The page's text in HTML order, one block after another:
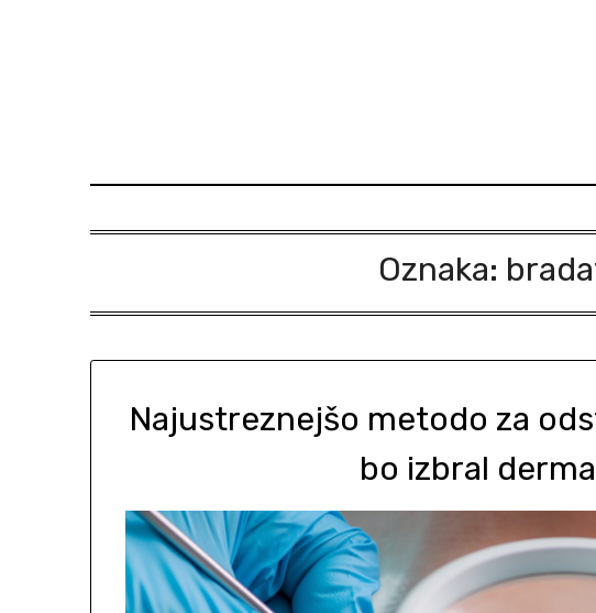
Oznaka:
Najustreznejšo metodo za
bo izbral